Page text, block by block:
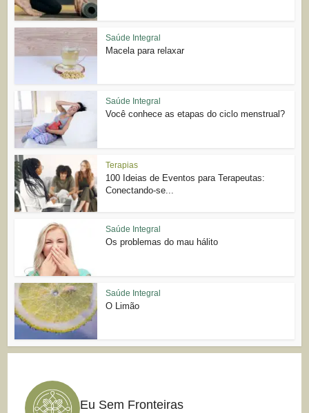
Saúde Integral
Macela para relaxar
Saúde Integral
Você conhece as etapas do ciclo menstrual?
Terapias
100 Ideias de Eventos para Terapeutas:
Conectando-se...
Saúde Integral
Os problemas do mau hálito
Saúde Integral
O Limão
Eu Sem Fronteiras